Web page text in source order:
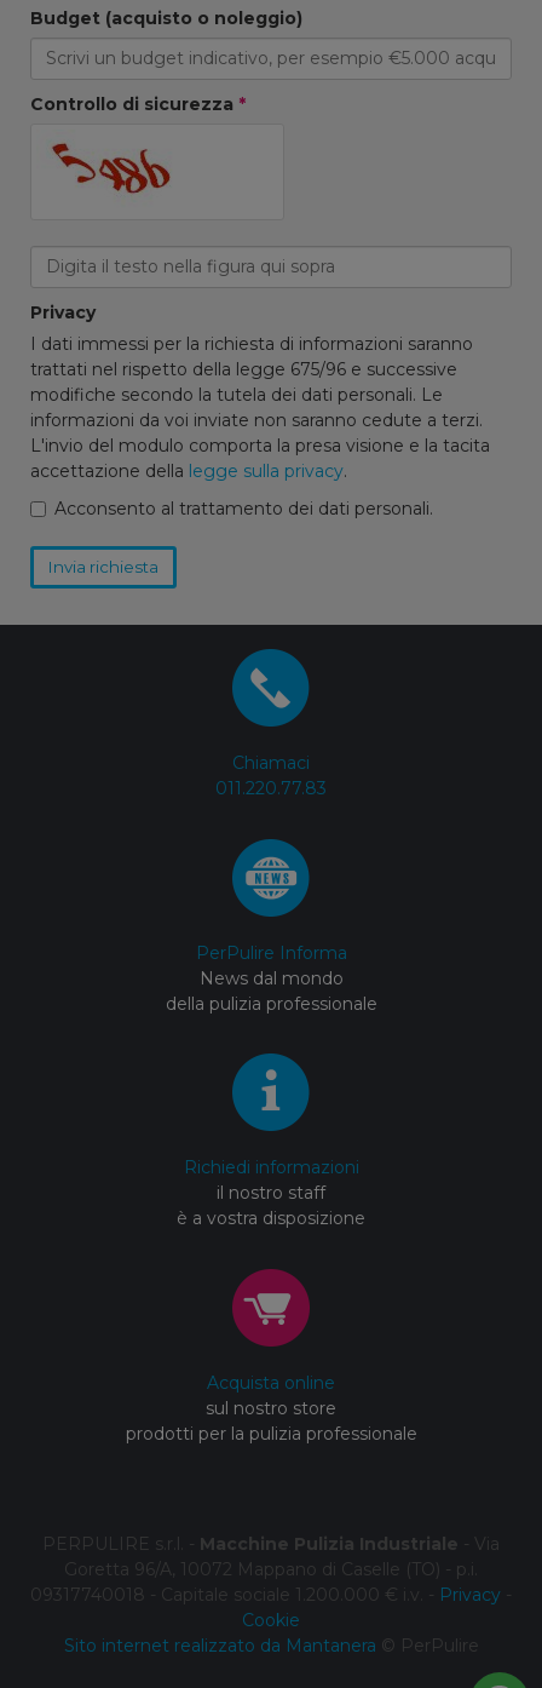
Budget (acquisto o noleggio)
Controllo di sicurezza *
Privacy
I dati immessi per la richiesta di informazioni saranno
trattati nel rispetto della legge 675/96 e successive
modifiche secondo la tutela dei dati personali. Le
informazioni da voi inviate non saranno cedute a terzi.
L'invio del modulo comporta la presa visione e la tacita
accettazione della legge sulla privacy.
Acconsento al trattamento dei dati personali.
Invia richiesta
Chiamaci
011.220.77.83
PerPulire Informa
News dal mondo
della pulizia professionale
Richiedi informazioni
il nostro staff
è a vostra disposizione
Acquista online
sul nostro store
prodotti per la pulizia professionale
PERPULIRE s.r.l. - Macchine Pulizia Industriale - Via
Goretta 96/A, 10072 Mappano di Caselle (TO) - p.i.
09317740018 - Capitale sociale 1.200.000 € i.v. - Privacy -
Cookie
Sito internet realizzato da Mantanera © PerPulire